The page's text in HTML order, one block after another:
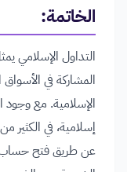
الخاتمة:
التداول الإسلامي
المشاركة في
الإسلامية. مع
إسلامية، في الكثير
عن طريق فتح حساب